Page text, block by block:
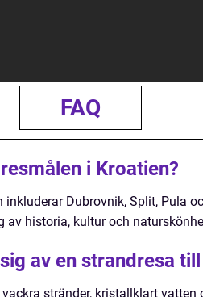
FAQ
i Kroatien?
Dubrovnik, Split, Pula
av historia, kultur och
av en strandresa
stränder, kristallklart